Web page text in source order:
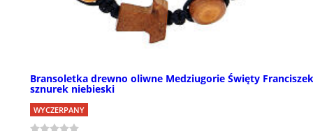
Bransoletka drewno oliwne Medziugorie Święty Franciszek
sznurek niebieski
WYCZERPANY